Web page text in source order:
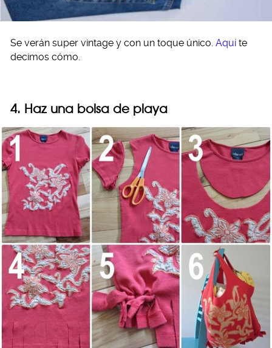
Se verán super vintage y con un toque único. Aquí te
decimos cómo.
4. Haz una bolsa de playa